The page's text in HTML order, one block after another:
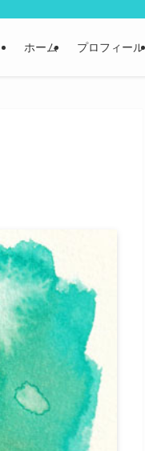
ホーム プロフィール